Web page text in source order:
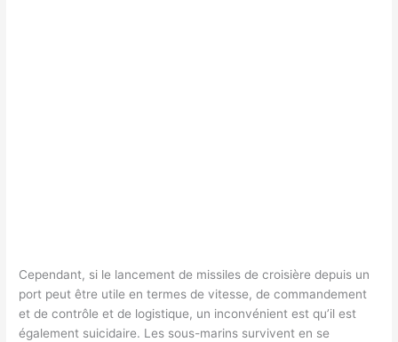
Cependant, si le lancement de missiles de croisière depuis un
port peut être utile en termes de vitesse, de commandement
et de contrôle et de logistique, un inconvénient est qu’il est
également suicidaire. Les sous-marins survivent en se